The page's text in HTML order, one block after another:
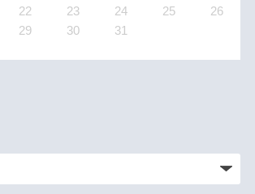
22 23 24 25
26
29 30 31